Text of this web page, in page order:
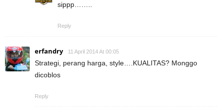
sippp……..
Reply
erfandry 11 April 2014 At 00:05
Strategi, perang harga, style….KUALITAS? Monggo
dicoblos
Reply